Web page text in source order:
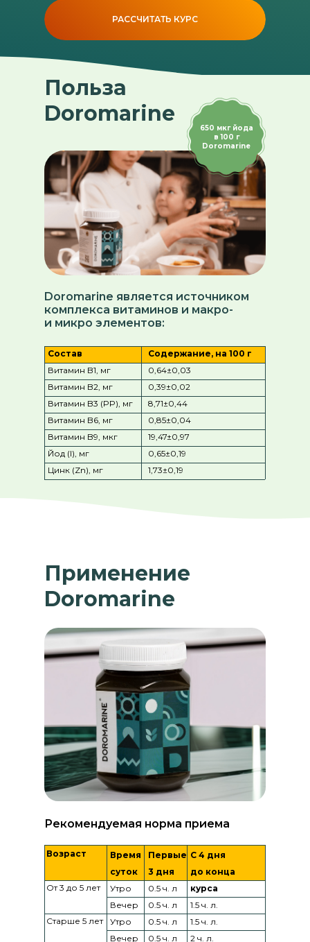
РАССЧИТАТЬ КУРС
Польза
Doromarine
Doromarine является источником
комплекса витаминов и макро-
и микро элементов:
650 мкг йода
в 100 г
Doromarine
Состав
Витамин B1, мг
Витамин B2, мг
Витамин B3 (PP), мг
Витамин B6, мг
Витамин B9, мкг
Йод (I), мг
Цинк (Zn), мг
Содержание, на 100 г
0,64±0,03
0,39±0,02
8,71±0,44
0,85±0,04
19,47±0,97
0,65±0,19
1,73±0,19
Применение
Doromarine
Рекомендуемая норма приема
Возраст
От 3 до 5 лет
Старше 5 лет
Время
суток
Утро
Вечер
Утро
Вечер
Первые
3 дня
0.5 ч. л
0.5 ч. л
0.5 ч. л
0.5 ч. л
С 4 дня
до конца
курса
1.5 ч. л.
1.5 ч. л.
2 ч. л.